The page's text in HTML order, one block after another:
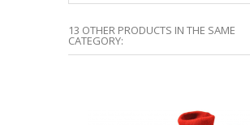
13 OTHER PRODUCTS IN THE SAME
CATEGORY: